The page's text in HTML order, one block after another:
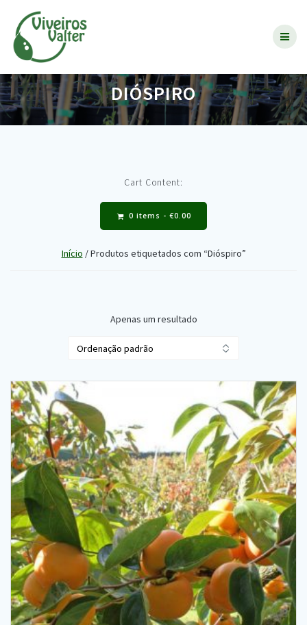
DIÓSPIRO
Cart Content:
0 items - €0.00
Início / Produtos etiquetados com “Dióspiro”
Apenas um resultado